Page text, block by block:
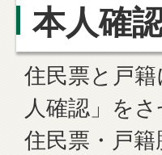
本人確
住民票と戸
人確認」を
住民票・戸